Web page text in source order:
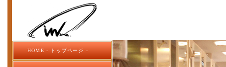
HOME - トップページ -